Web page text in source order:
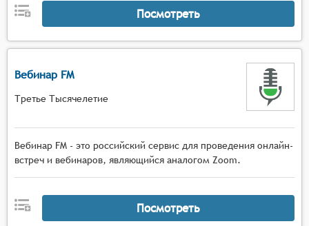
Посмотреть
Вебинар FM
Третье Тысячелетие
Вебинар FM - это российский сервис для проведения онлайн-
встреч и вебинаров, являющийся аналогом Zoom.
Посмотреть